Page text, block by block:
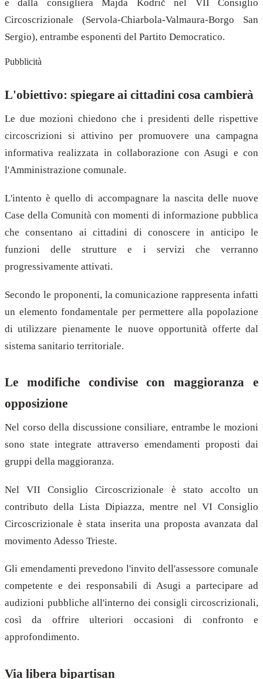
e dalla consigliera Majda Kodrič nel VII Consiglio
Circoscrizionale (Servola-Chiarbola-Valmaura-Borgo San
Sergio), entrambe esponenti del Partito Democratico.
Pubblicità
L'obiettivo: spiegare ai cittadini cosa cambierà
Le due mozioni chiedono che i presidenti delle rispettive
circoscrizioni si attivino per promuovere una campagna
informativa realizzata in collaborazione con Asugi e con
l'Amministrazione comunale.
L'intento è quello di accompagnare la nascita delle nuove
Case della Comunità con momenti di informazione pubblica
che consentano ai cittadini di conoscere in anticipo le
funzioni delle strutture e i servizi che verranno
progressivamente attivati.
Secondo le proponenti, la comunicazione rappresenta infatti
un elemento fondamentale per permettere alla popolazione
di utilizzare pienamente le nuove opportunità offerte dal
sistema sanitario territoriale.
Le modifiche condivise con maggioranza e
opposizione
Nel corso della discussione consiliare, entrambe le mozioni
sono state integrate attraverso emendamenti proposti dai
gruppi della maggioranza.
Nel VII Consiglio Circoscrizionale è stato accolto un
contributo della Lista Dipiazza, mentre nel VI Consiglio
Circoscrizionale è stata inserita una proposta avanzata dal
movimento Adesso Trieste.
Gli emendamenti prevedono l'invito dell'assessore comunale
competente e dei responsabili di Asugi a partecipare ad
audizioni pubbliche all'interno dei consigli circoscrizionali,
così da offrire ulteriori occasioni di confronto e
approfondimento.
Via libera bipartisan